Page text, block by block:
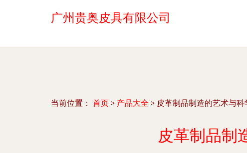
广州贵奥皮具有限公司
当前位置： 首页 > 产品大全 > 皮革制品制造的艺术与
皮革制品制